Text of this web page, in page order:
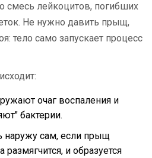
смесь лейкоцитов, погибших
Не нужно давить прыщ,
тело само запускает процесс
очаг воспаления и
бактерии.
наружу сам, если прыщ
и образуется